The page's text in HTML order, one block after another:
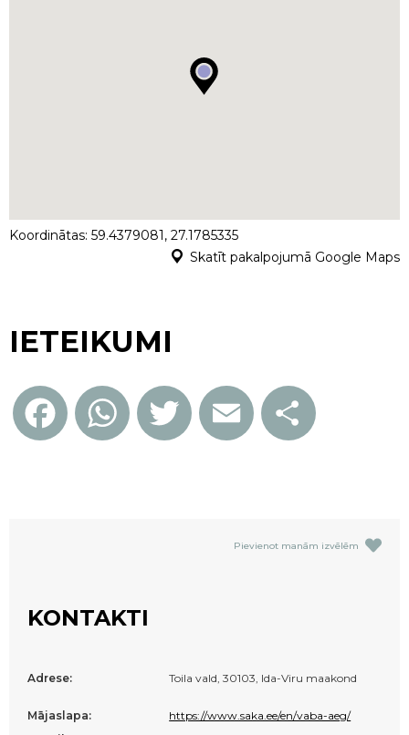
Koordinātas: 59.4379081, 27.1785335
Skatīt pakalpojumā Google Maps
IETEIKUMI
FacebookWhatsAppTwitter Email
Pievienot manām izvēlēm
KONTAKTI
Adrese: Toila vald, 30103, Ida-Viru maakond
Mājaslapa:
https://www.saka.ee/en/vaba-aeg/